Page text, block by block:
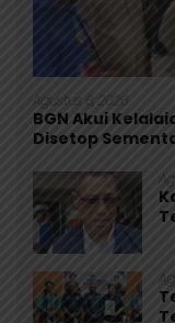
Agustus 6, 2026
BGN Akui
Disetop